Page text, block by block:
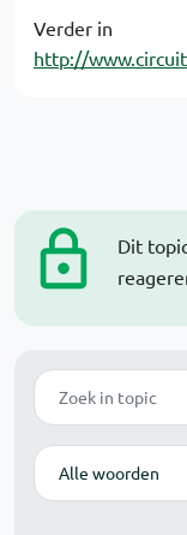
Dit
Zoek
Modus
Verder in
http://